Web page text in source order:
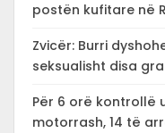
postën kufitare në
Zvicër: Burri
seksualisht disa gra
Për 6 orë kontrollë
motorrash, 14 të